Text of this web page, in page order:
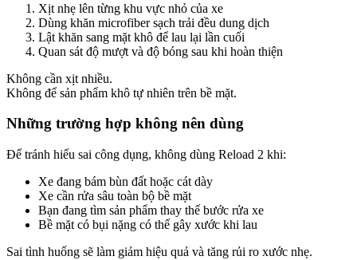
Xịt nhẹ lên từng khu vực nhỏ của xe
Dùng khăn microfiber sạch trải đều dung dịch
Lật khăn sang mặt khô để lau lại lần cuối
Quan sát độ mượt và độ bóng sau khi hoàn thiện
Không cần xịt nhiều.
Không để sản phẩm khô tự nhiên trên bề mặt.
Những trường hợp không nên dùng
Để tránh hiểu sai công dụng, không dùng Reload 2 khi:
Xe đang bám bùn đất hoặc cát dày
Xe cần rửa sâu toàn bộ bề mặt
Bạn đang tìm sản phẩm thay thế bước rửa xe
Bề mặt có bụi nặng có thể gây xước khi lau
Sai tình huống sẽ làm giảm hiệu quả và tăng rủi ro xước nhẹ.